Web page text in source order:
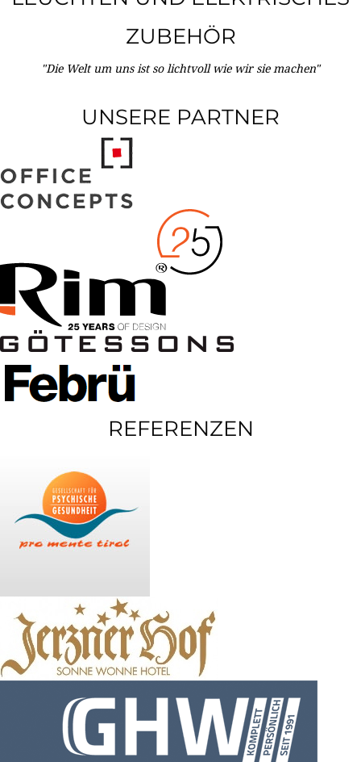
ZUBEHÖR
"Die Welt um uns ist so lichtvoll wie wir sie machen"
UNSERE PARTNER
REFERENZEN